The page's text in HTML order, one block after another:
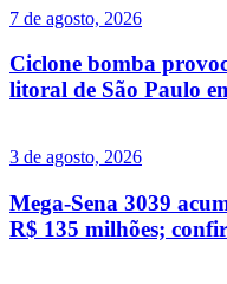
7 de agosto, 2026
Ciclone bomba
litoral de São Paulo
3 de agosto, 2026
Mega-Sena 3039
R$ 135 milhões;